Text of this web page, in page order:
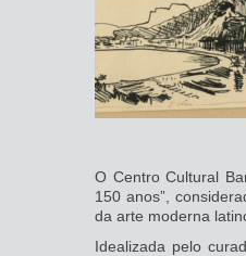
O Centro Cultural
150 anos”,
da arte moderna
Idealizada pelo